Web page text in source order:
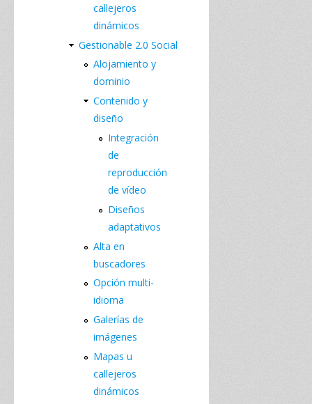
callejeros
dinámicos
Gestionable 2.0 Social
Alojamiento y
dominio
Contenido y
diseño
Integración
de
reproducción
de vídeo
Diseños
adaptativos
Alta en
buscadores
Opción multi-
idioma
Galerías de
imágenes
Mapas u
callejeros
dinámicos